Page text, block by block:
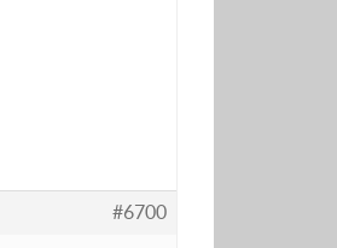
#6700